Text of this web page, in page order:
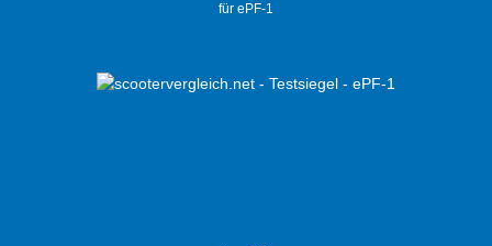
für ePF-1